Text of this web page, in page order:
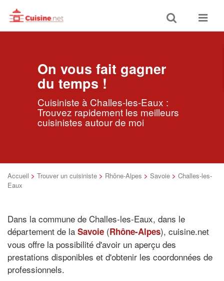
Toggle
search
Toggle
On vous fait gagner
du temps !
Cuisiniste à Challes-les-Eaux :
Trouvez rapidement les meilleurs
cuisinistes autour de moi
Accueil > Trouver un cuisiniste > Rhône-Alpes > Savoie > Challes-les-
Eaux
Dans la commune de Challes-les-Eaux, dans le
département de la Savoie (Rhône-Alpes), cuisine.net
vous offre la possibilité d'avoir un aperçu des
prestations disponibles et d'obtenir les coordonnées de
professionnels.